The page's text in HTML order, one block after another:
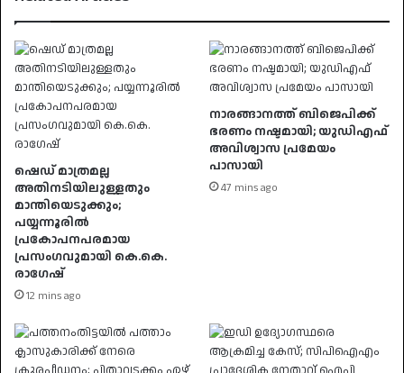
ഷെഡ് മാത്രമല്ല
അതിനടിയിലുള്ളതും
മാന്തിയെടുക്കും;
പയ്യന്നൂരിൽ
പ്രകോപനപരമായ
പ്രസംഗവുമായി കെ.കെ.
രാഗേഷ്
12 mins ago
നാരങ്ങാനത്ത് ബിജെപിക്ക്
ഭരണം നഷ്ടമായി; യുഡിഎഫ്
അവിശ്വാസ പ്രമേയം
പാസായി
47 mins ago